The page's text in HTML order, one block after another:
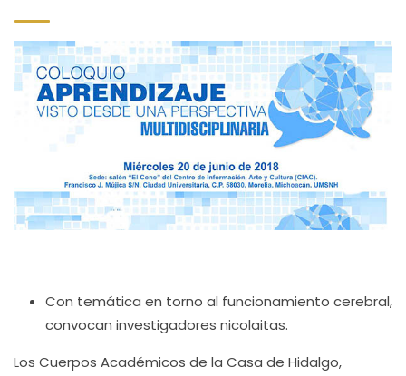
Con temática en torno al funcionamiento cerebral,
convocan investigadores nicolaitas.
Los Cuerpos Académicos de la Casa de Hidalgo,